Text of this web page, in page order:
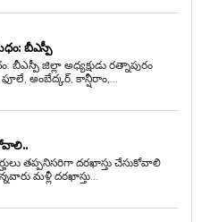
బీఎస్పీ
జిల్లా అధ్యక్షుడు రత్నాపురం
ఫూలే, అంబేద్కర్, కాన్షీరాం,...
తప్పనిసరిగా దరఖాస్తు చేసుకోవాలి
మళ్లీ దరఖాస్తు...